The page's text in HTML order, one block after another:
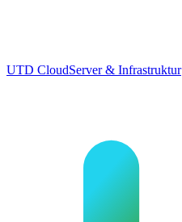
UTD CloudServer & Infrastruktur